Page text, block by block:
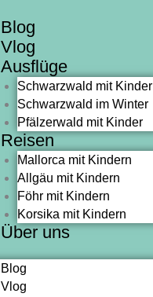
Blog
Vlog
Ausflüge
Schwarzwald mit Kinder
Schwarzwald im Winter
Pfälzerwald mit Kinder
Reisen
Mallorca mit Kindern
Allgäu mit Kindern
Föhr mit Kindern
Korsika mit Kindern
Über uns
Blog
Vlog